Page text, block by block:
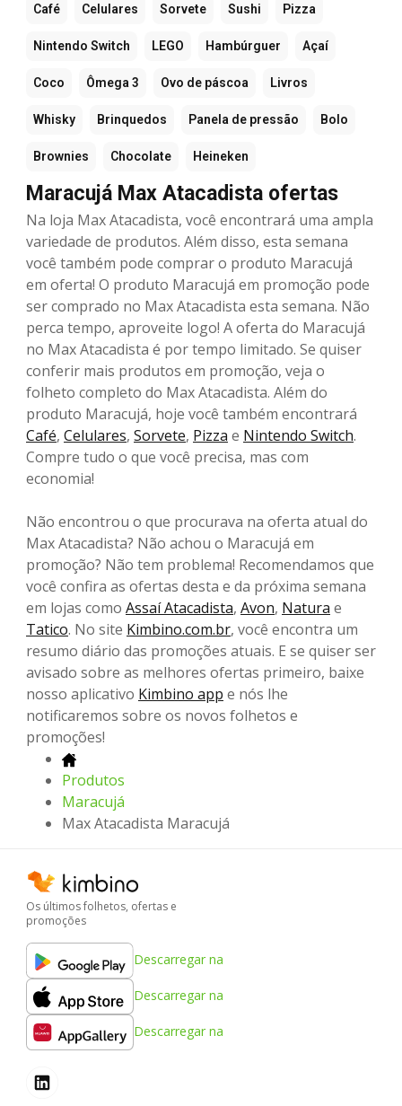
Café Celulares Sorvete Sushi Pizza
Nintendo Switch LEGO Hambúrguer Açaí
Coco Ômega 3 Ovo de páscoa Livros
Whisky Brinquedos Panela de pressão Bolo
Brownies Chocolate Heineken
Maracujá Max Atacadista ofertas
Na loja Max Atacadista, você encontrará uma ampla
variedade de produtos. Além disso, esta semana
você também pode comprar o produto Maracujá
em oferta! O produto Maracujá em promoção pode
ser comprado no Max Atacadista esta semana. Não
perca tempo, aproveite logo! A oferta do Maracujá
no Max Atacadista é por tempo limitado. Se quiser
conferir mais produtos em promoção, veja o
folheto completo do Max Atacadista. Além do
produto Maracujá, hoje você também encontrará
Café, Celulares, Sorvete, Pizza e Nintendo Switch.
Compre tudo o que você precisa, mas com
economia!
Não encontrou o que procurava na oferta atual do
Max Atacadista? Não achou o Maracujá em
promoção? Não tem problema! Recomendamos que
você confira as ofertas desta e da próxima semana
em lojas como Assaí Atacadista, Avon, Natura e
Tatico. No site Kimbino.com.br, você encontra um
resumo diário das promoções atuais. E se quiser ser
avisado sobre as melhores ofertas primeiro, baixe
nosso aplicativo Kimbino app e nós lhe
notificaremos sobre os novos folhetos e
promoções!
Produtos
Maracujá
Max Atacadista Maracujá
Os últimos folhetos, ofertas e
promoções
Descarregar na
Descarregar na
Descarregar na